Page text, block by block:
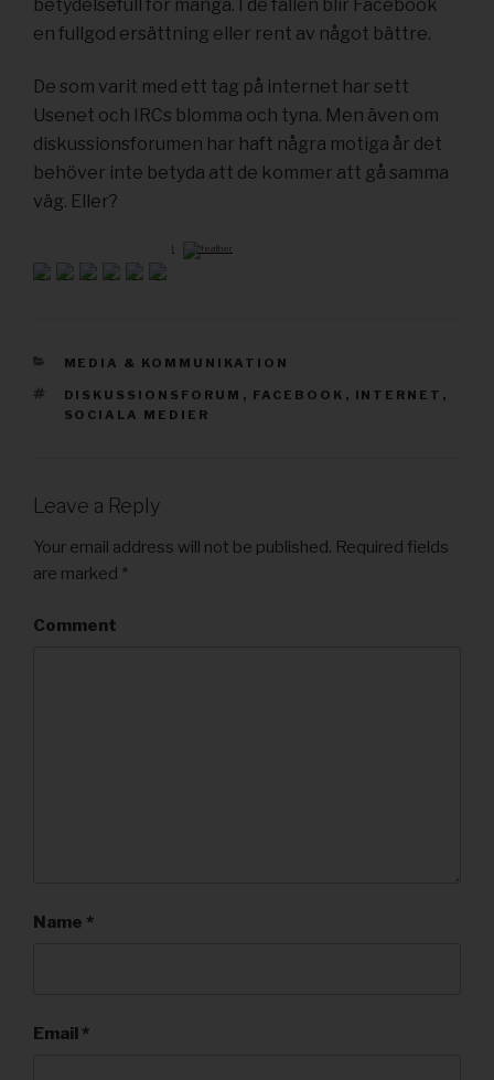
betydelsefull för många. I de fallen blir Facebook
en fullgod ersättning eller rent av något bättre.
De som varit med ett tag på internet har sett
Usenet och IRCs blomma och tyna. Men även om
diskussionsforumen har haft några motiga år det
behöver inte betyda att de kommer att gå samma
väg. Eller?
by
CATEGORIES
MEDIA & KOMMUNIKATION
TAGS
DISKUSSIONSFORUM , FACEBOOK , INTERNET ,
SOCIALA MEDIER
Leave a Reply
Your email address will not be published. Required fields
are marked *
Comment
Name *
Email *